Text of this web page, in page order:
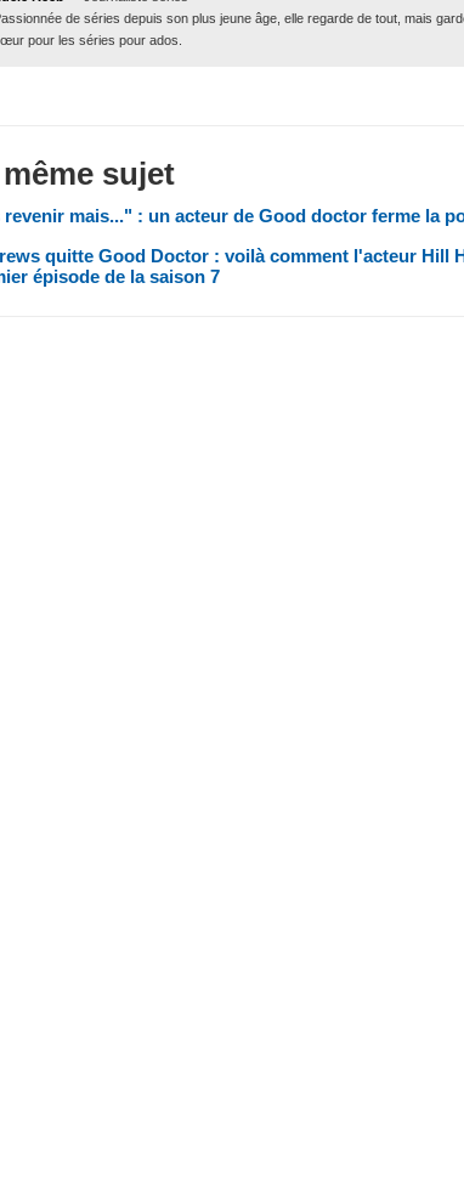
de séries depuis son plus jeune âge, elle regarde de tout, mais
pour les séries pour ados.
sujet
revenir mais..." : un acteur de Good doctor ferme la
quitte Good Doctor : voilà comment l'acteur Hill
épisode de la saison 7